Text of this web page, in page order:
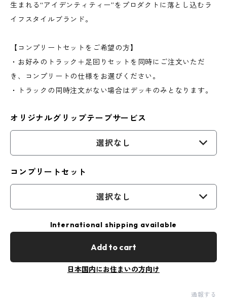
生まれる“アイデンティティー”をプロダクトに落とし込むラ
イフスタイルブランド。
【コンプリートセットをご希望の方】
・お好みのトラック＋足回りセットを同時にご注文いただ
き、コンプリートの仕様をお選びください。
・トラックの同時注文がない場合はデッキのみとなります。
オリジナルグリップテープサービス
選択なし
コンプリートセット
選択なし
International shipping available
Add to cart
日本国内にお住まいの方向け
通報する